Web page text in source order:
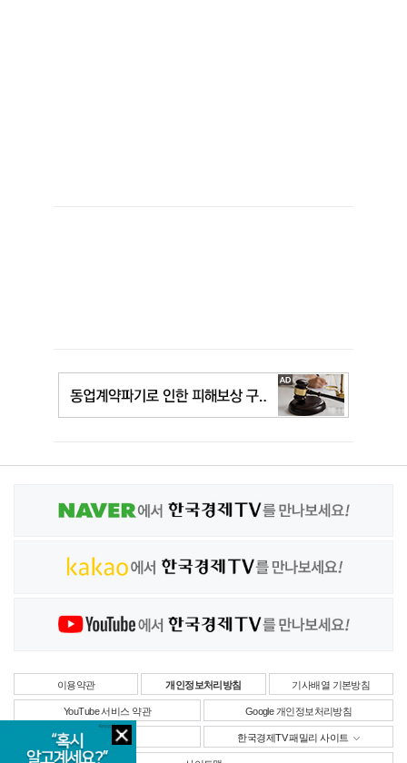
이용약관 개인정보처리방침 기사배열 기본방침
YouTube 서비스 약관 Google 개인정보처리방침
사업자정보 한국경제TV 패밀리 사이트